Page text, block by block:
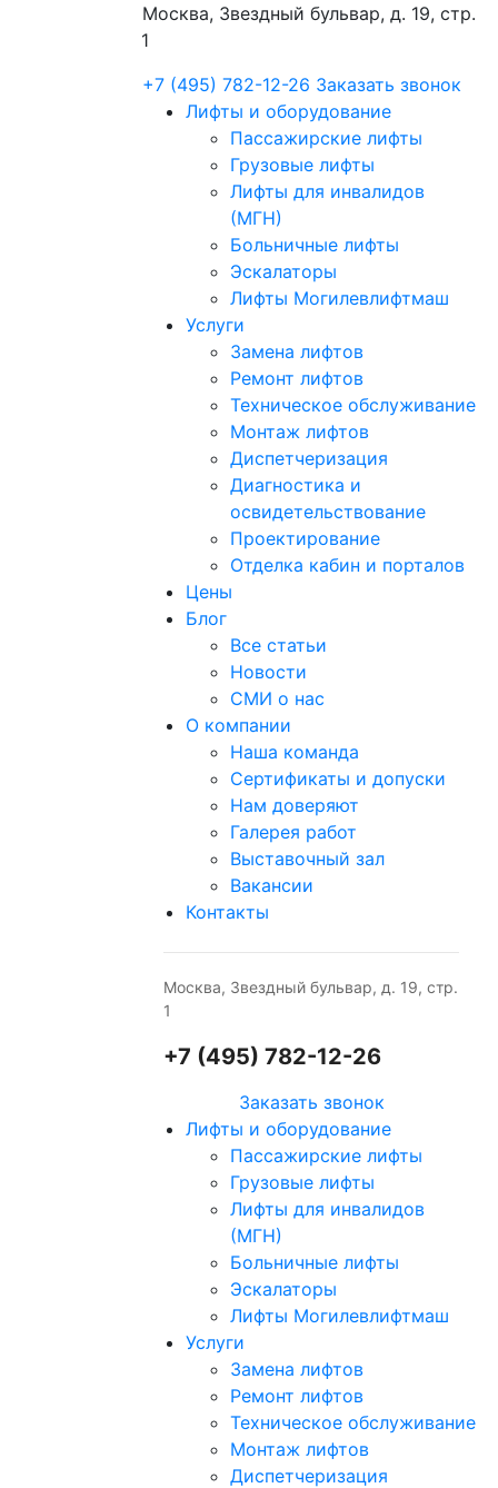
Москва, Звездный бульвар, д. 19, стр.
1
+7 (495) 782-12-26 Заказать звонок
Лифты и оборудование
Пассажирские лифты
Грузовые лифты
Лифты для инвалидов
(МГН)
Больничные лифты
Эскалаторы
Лифты Могилевлифтмаш
Услуги
Замена лифтов
Ремонт лифтов
Техническое обслуживание
Монтаж лифтов
Диспетчеризация
Диагностика и
освидетельствование
Проектирование
Отделка кабин и порталов
Цены
Блог
Все статьи
Новости
СМИ о нас
О компании
Наша команда
Сертификаты и допуски
Нам доверяют
Галерея работ
Выставочный зал
Вакансии
Контакты
Москва, Звездный бульвар, д. 19, стр.
1
+7 (495) 782-12-26
Заказать звонок
Лифты и оборудование
Пассажирские лифты
Грузовые лифты
Лифты для инвалидов
(МГН)
Больничные лифты
Эскалаторы
Лифты Могилевлифтмаш
Услуги
Замена лифтов
Ремонт лифтов
Техническое обслуживание
Монтаж лифтов
Диспетчеризация